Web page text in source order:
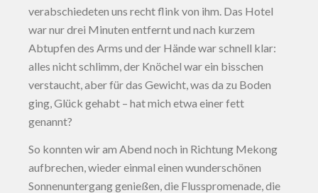
verabschiedeten uns recht flink von ihm. Das Hotel
war nur drei Minuten entfernt und nach kurzem
Abtupfen des Arms und der Hände war schnell klar:
alles nicht schlimm, der Knöchel war ein bisschen
verstaucht, aber für das Gewicht, was da zu Boden
ging, Glück gehabt – hat mich etwa einer fett
genannt?
So konnten wir am Abend noch in Richtung Mekong
aufbrechen, wieder einmal einen wunderschönen
Sonnenuntergang genießen, die Flusspromenade, die